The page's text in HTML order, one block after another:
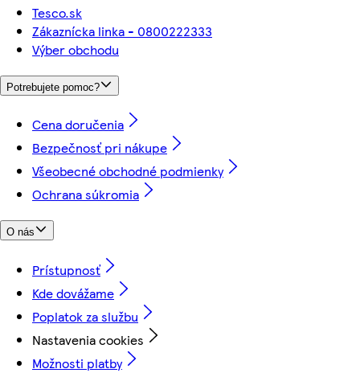
Tesco.sk
Zákaznícka linka - 0800222333
Výber obchodu
Potrebujete pomoc?
Cena doručenia
Bezpečnosť pri nákupe
Všeobecné obchodné podmienky
Ochrana súkromia
O nás
Prístupnosť
Kde dovážame
Poplatok za službu
Nastavenia cookies
Možnosti platby